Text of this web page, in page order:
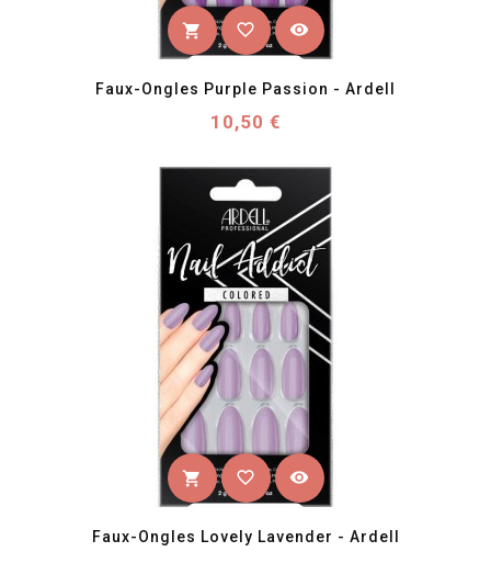
shopping_cart favorite_border visibility
Faux-Ongles Purple Passion - Ardell
Prix
10,50 €
shopping_cart favorite_border visibility
Faux-Ongles Lovely Lavender - Ardell